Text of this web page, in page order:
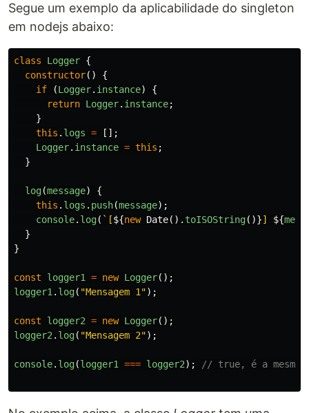
Segue um exemplo da aplicabilidade do singleton
em nodejs abaixo:
class Logger {
constructor()
{
if
(Logger. instance)
{
return Logger. instance;
}
this . logs =
[];
Logger. instance = this ;
}
log(message)
{
this . logs . push(message);
console. log( `[${new Date(). toISOString()}] ${
}
}
const logger1 = new Logger();
logger1 . log( "Mensagem 1 ");
const logger2 = new Logger();
logger2 . log( "Mensagem 2");
console. log(logger1 === logger2); // true, é a mesma